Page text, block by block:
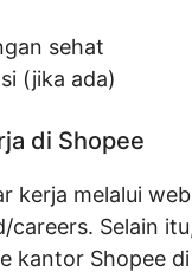
sehat
(jika ada)
di Shopee
kerja melalui
Selain
kantor Shopee